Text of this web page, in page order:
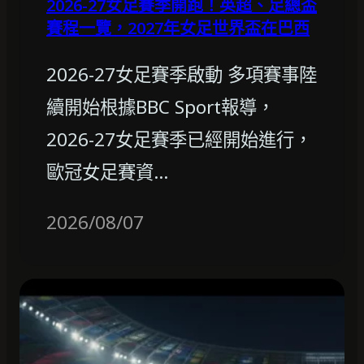
2026-27女足賽季開跑！英超、足總盃
賽程一覽，2027年女足世界盃在巴西
2026-27女足賽季啟動 多項賽事陸
續開始根據BBC Sport報導，
2026-27女足賽季已經開始進行，
歐冠女足賽資…
2026/08/07